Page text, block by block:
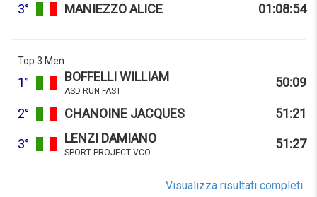
3° MANIEZZO ALICE 01:08:54
Top 3 Men
1° BOFFELLI WILLIAM
ASD RUN FAST
50:09
2° CHANOINE JACQUES 51:21
3° LENZI DAMIANO
SPORT PROJECT VCO
51:27
Visualizza risultati completi